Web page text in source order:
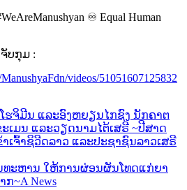
♾️ Equal Human
ບກຸມ :
videos/51051607125832
ຮຈິມີນ ແລະອົງຫຍຽນໄກຊົງ ນັກຄາຕ
ເມນ ແລະວຽດນາມໄຕ້ເສຣີ ~ປີສາດ
ເຈົ້າຊິວີດລາວ ແລະປະຊາຊົນລາວເສຣີ
ທະຫານ ໃຫ້ການຜ່ອນຜັນໂທດແກ່ຍາ
ກ~A News